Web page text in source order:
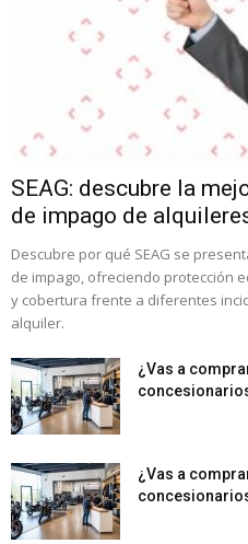
SEAG: descubre la
de impago de
Descubre por qué SEAG se
de impago, ofreciendo protección
y cobertura frente a diferentes
alquiler.
¿Vas a
¿Vas a